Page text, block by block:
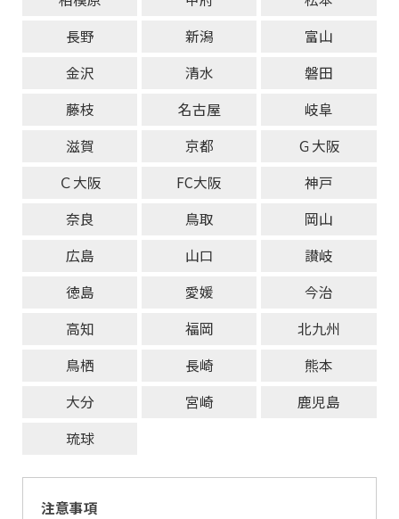
長野
新潟
富山
金沢
清水
磐田
藤枝
名古屋
岐阜
滋賀
京都
Ｇ大阪
Ｃ大阪
FC大阪
神戸
奈良
鳥取
岡山
広島
山口
讃岐
徳島
愛媛
今治
高知
福岡
北九州
鳥栖
長崎
熊本
大分
宮崎
鹿児島
琉球
注意事項